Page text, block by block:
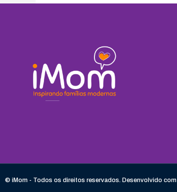
© iMom - Todos os direitos reservados. Desenvolvido com